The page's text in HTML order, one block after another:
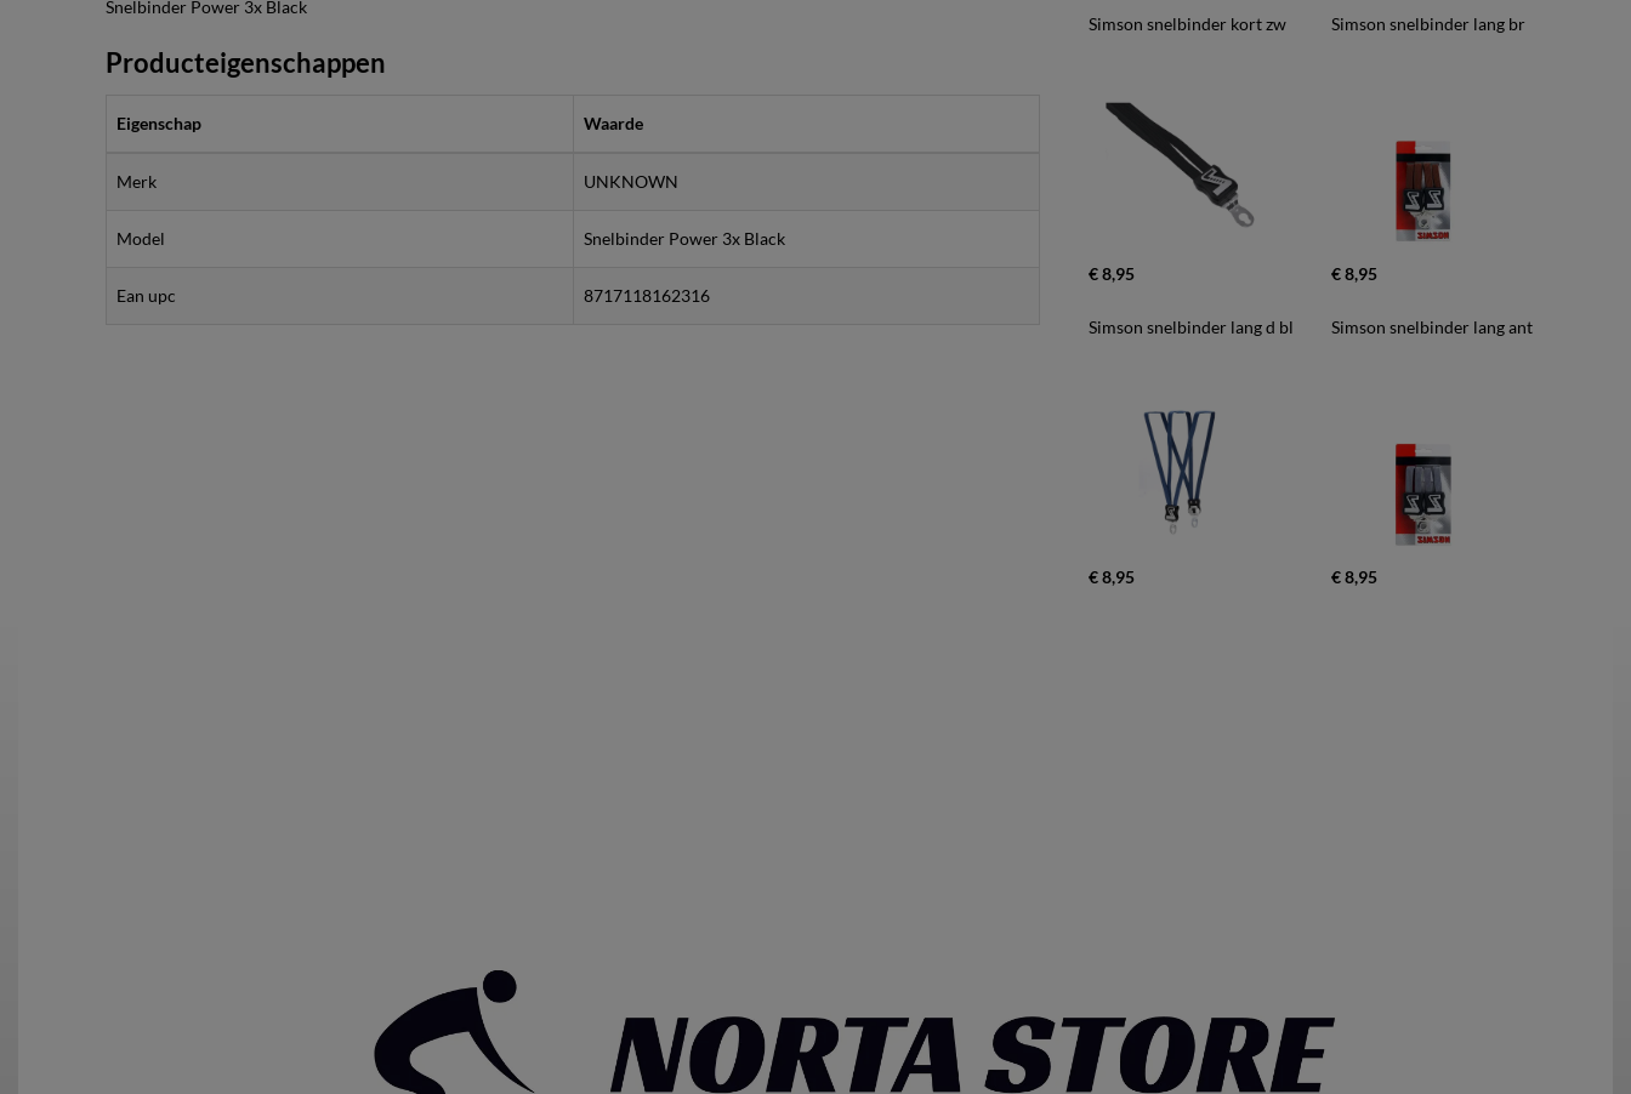
Snelbinder Power 3x Black
Producteigenschappen
Eigenschap Waarde
Merk UNKNOWN
Model Snelbinder Power 3x Black
Ean upc 8717118162316
Simson snelbinder kort zw
€ 8,95
Simson snelbinder lang br
€ 8,95
Simson snelbinder lang d bl
€ 8,95
Simson snelbinder lang ant
€ 8,95